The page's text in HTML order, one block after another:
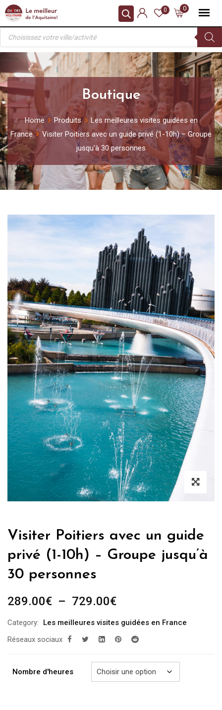
Skip
content
0
0
Recherche
produits
Boutique
Home Produits
Les meilleures visites guidées en
France
Visiter Poitiers avec un guide privé (1-10h) – Groupe
jusqu’à 30 personnes
Visiter Poitiers avec un guide
privé (1-10h) – Groupe jusqu’à
30 personnes
289.00€ – 729.00€Plage
prix :
289.00€
729.00€
Category:
Les meilleures visites guidées en France
Réseaux sociaux
Nombre d'heures